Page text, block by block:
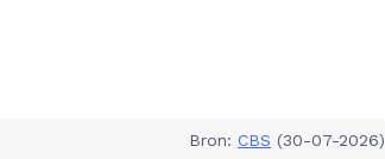
Bron: CBS (30-07-2026)